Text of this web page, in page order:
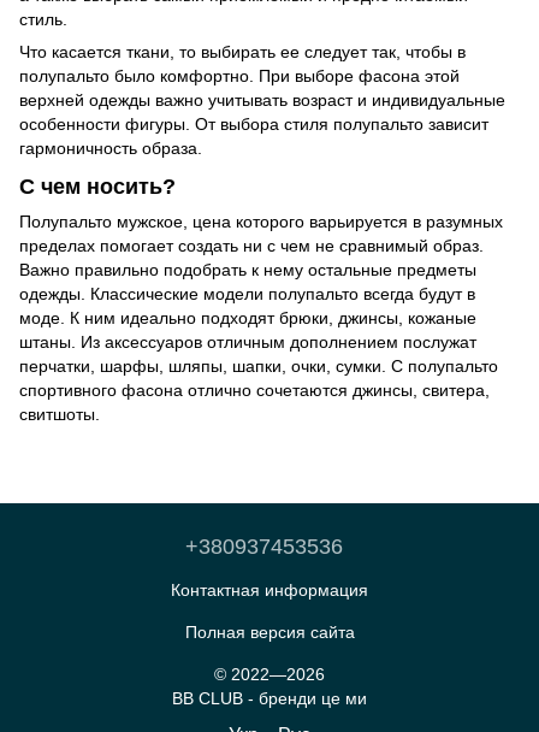
стиль.
Что касается ткани, то выбирать ее следует так, чтобы в
полупальто было комфортно. При выборе фасона этой
верхней одежды важно учитывать возраст и индивидуальные
особенности фигуры. От выбора стиля полупальто зависит
гармоничность образа.
С чем носить?
Полупальто мужское, цена которого варьируется в разумных
пределах помогает создать ни с чем не сравнимый образ.
Важно правильно подобрать к нему остальные предметы
одежды. Классические модели полупальто всегда будут в
моде. К ним идеально подходят брюки, джинсы, кожаные
штаны. Из аксессуаров отличным дополнением послужат
перчатки, шарфы, шляпы, шапки, очки, сумки. С полупальто
спортивного фасона отлично сочетаются джинсы, свитера,
свитшоты.
+380937453536
Контактная информация
Полная версия сайта
© 2022—2026
BB CLUB - бренди це ми